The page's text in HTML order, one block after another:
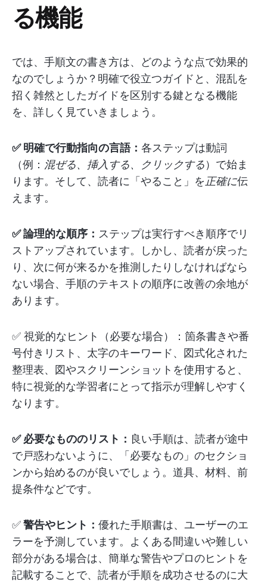
る機能
では、手順文の書き方は、どのような点で効果的
なのでしょうか？明確で役立つガイドと、混乱を
招く雑然としたガイドを区別する鍵となる機能
を、詳しく見ていきましょう。
✅ 明確で行動指向の言語： 各ステップは動詞
（例： 混ぜる、挿入する、クリックする）で始ま
ります。そして、読者に「やること」を 正確に伝
えます。
✅ 論理的な順序： ステップは実行すべき順序でリ
ストアップされています。しかし、読者が戻った
り、次に何が来るかを推測したりしなければなら
ない場合、手順のテキストの順序に改善の余地が
あります。
✅ 視覚的なヒント（必要な場合）：箇条書きや番
号付きリスト、太字のキーワード、図式化された
整理表、図やスクリーンショットを使用すると、
特に視覚的な学習者にとって指示が理解しやすく
なります。
✅ 必要なもののリスト： 良い手順は、読者が途中
で戸惑わないように、「必要なもの」のセクショ
ンから始めるのが良いでしょう。道具、材料、前
提条件などです。
✅警告やヒント： 優れた手順書は、ユーザーのエ
ラーを予測しています。よくある間違いや難しい
部分がある場合は、簡単な警告やプロのヒントを
記載することで、読者が手順を成功させるのに大